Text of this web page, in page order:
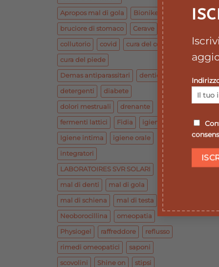
Apropos mal di gola Bionike base
bruciore di stomaco Cerave
collutorio covid cura del corpo
cura del piede
Demas antiparassitari dentiera
detergenti diabete
dolori mestruali drenante
fermenti lattici Fidia igiene
Igiene intima igiene orale
integratori
LABORATOIRES SVR SOLARI
mal di denti mal di gola
mal di schiena mal di testa
Neoborocillina omeopatia
Physiogel raffreddore reflusso
rimedi omeopatici saponi
scovolini Shine on stipsi